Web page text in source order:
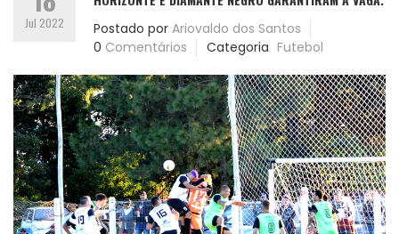
Jul 2022 Postado por Ariovaldo dos Santos
0 Comentários Categoria Futebol